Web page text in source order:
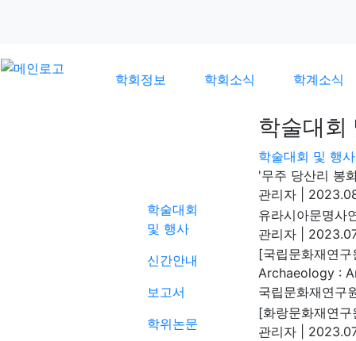
학회정보 학회소식 학계소식
학술대회
및 행사
신간안내
보고서
학위논문
학술대회
학술대회 및 행사
'무주 당산리 봉
관리자
유라시아문명사
관리자
[국립문화재연
Archaeology :
국립문화재연구
[화랑문화재연
관리자